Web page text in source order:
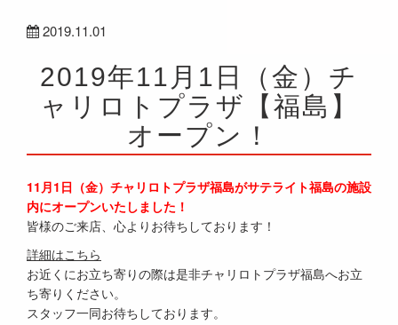
2019.11.01
2019年11月1日（金）チ
ャリロトプラザ【福島】
オープン！
11月1日（金）チャリロトプラザ福島がサテライト福島の施設
内にオープンいたしました！
皆様のご来店、心よりお待ちしております！
詳細はこちら
お近くにお立ち寄りの際は是非チャリロトプラザ福島へお立
ち寄りください。
スタッフ一同お待ちしております。